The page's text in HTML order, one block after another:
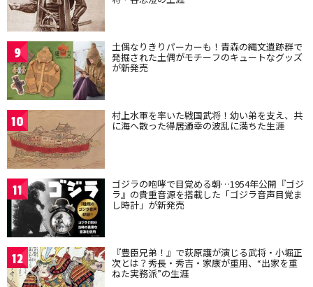
9 土偶なりきりパーカーも！青森の縄文遺跡群で
発掘された土偶がモチーフのキュートなグッズ
が新発売
10 村上水軍を率いた戦国武将！幼い弟を支え、共
に海へ散った得居通幸の波乱に満ちた生涯
11 ゴジラの咆哮で目覚める朝…1954年公開『ゴジ
ラ』の貴重音源を搭載した「ゴジラ音声目覚ま
し時計」が新発売
12 『豊臣兄弟！』で萩原護が演じる武将・小堀正
次とは？秀長・秀吉・家康が重用、“出家を重
ねた実務派”の生涯